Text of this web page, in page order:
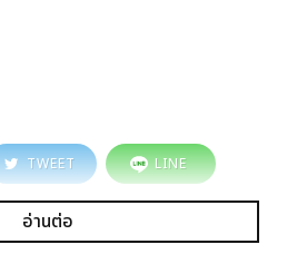
TWEET LINE
อ่านต่อ